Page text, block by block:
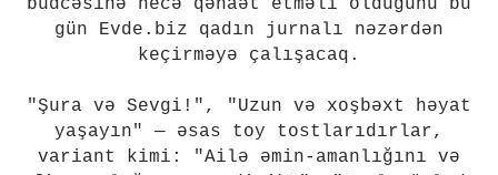
büdcəsinə necə qənaət etməli olduğunu bu
gün Evde.biz qadın jurnalı nəzərdən
keçirməyə çalışacaq.
"Şura və Sevgi!", "Uzun və xoşbəxt həyat
yaşayın" — əsas toy tostlarıdırlar,
variant kimi: "Ailə əmin-amanlığını və